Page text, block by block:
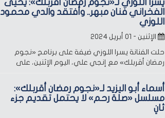
يسرا اللوزي لـ«نجوم رمضان أقربلك»: يحيى
الفخراني فنان مبهر.. وأفتقد والدي محمود
اللوزي
الإثنين - ٠١ أبريل ٢٠٢٤
حلت الفنانة يسرا اللوزي ضيفة على برنامج «نجوم
رمضان أقربلك» مع إنجي علي، اليوم الإثنين، على
أسماء أبو اليزيد لـ«نجوم رمضان أقربلك»:
مسلسل «صلة رحم» لا يحتمل تقديم جزء
ثانِ